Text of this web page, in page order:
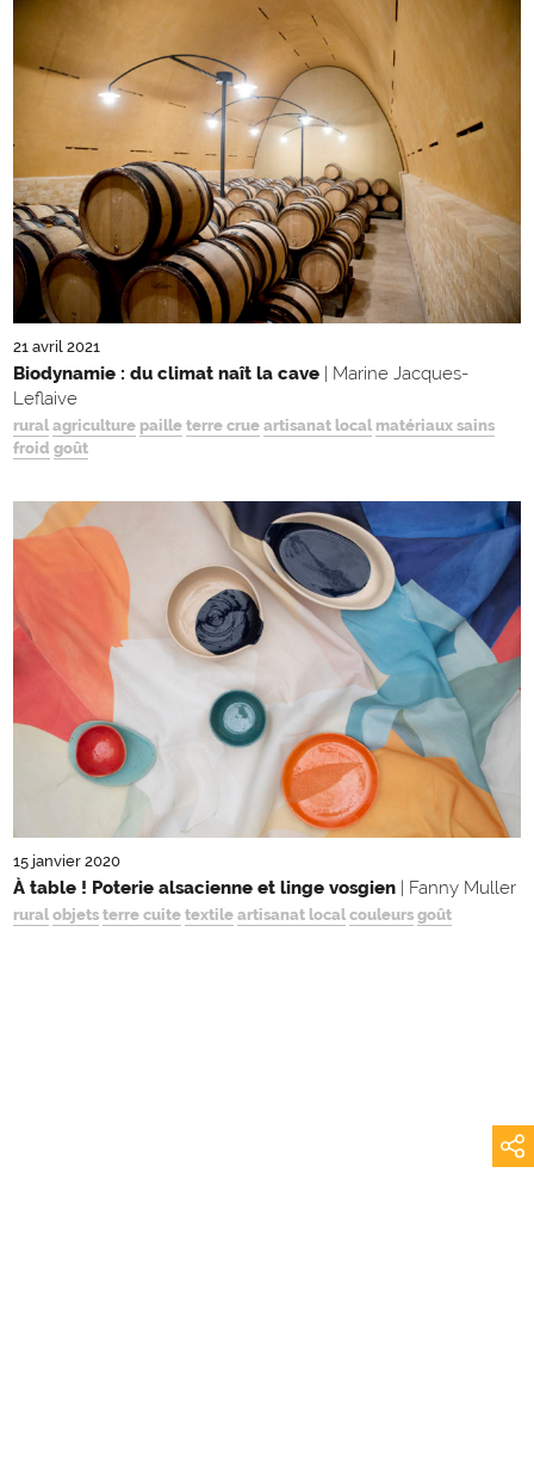
21 avril 2021
Biodynamie : du climat naît la cave | Marine Jacques-
Leflaive
rural agriculture paille terre crue artisanat local matériaux sains
froid goût
15 janvier 2020
À table ! Poterie alsacienne et linge vosgien | Fanny Muller
rural objets terre cuite textile artisanat local couleurs goût